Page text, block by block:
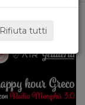
Rifiuta tutti